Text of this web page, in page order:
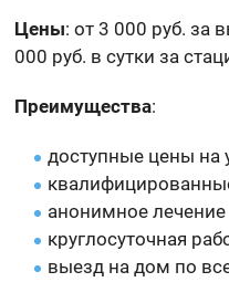
Цены: от 3 000 руб. за
000 руб. в сутки за
Преимущества:
доступные цены на
анонимное лечение
круглосуточная
выезд на дом по